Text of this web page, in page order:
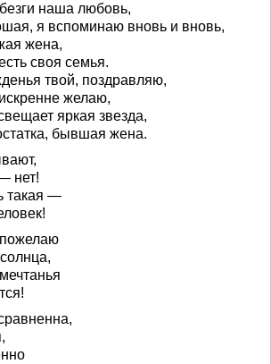
наша любовь,
я вспоминаю вновь и вновь,
жена,
своя семья.
твой, поздравляю,
желаю,
яркая звезда,
бывшая жена.
нет!
такая —